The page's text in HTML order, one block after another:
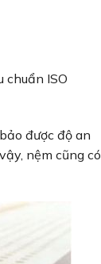
chuẩn ISO
được độ an
nệm cũng có